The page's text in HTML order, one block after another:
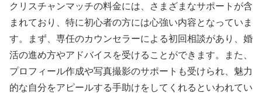
クリスチャンマッチの料金には、さまざまなサポートが含
まれており、特に初心者の方には心強い内容となっていま
す。まず、専任のカウンセラーによる初回相談があり、婚
活の進め方やアドバイスを受けることができます。また、
プロフィール作成や写真撮影のサポートも受けられ、魅力
的な自分をアピールする手助けをしてくれるといわれてい